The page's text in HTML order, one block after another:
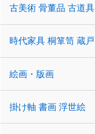
古美術 骨董品 古道具
時代家具 桐箪笥 蔵戸
絵画・版画
掛け軸 書画 浮世絵